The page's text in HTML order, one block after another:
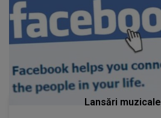
Lansări muzicale